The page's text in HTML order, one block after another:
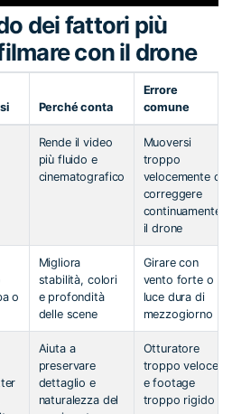
dei fattori più
con il drone
Perché conta
Errore
comune
Rende il video
più fluido e
cinematografico
Muoversi
troppo
velocemente o
correggere
continuamente
il drone
o
Migliora
stabilità, colori
e profondità
delle scene
Girare con
vento forte o
luce dura di
mezzogiorno
Aiuta a
preservare
dettaglio e
naturalezza del
Otturatore
troppo veloce
e footage
troppo rigido